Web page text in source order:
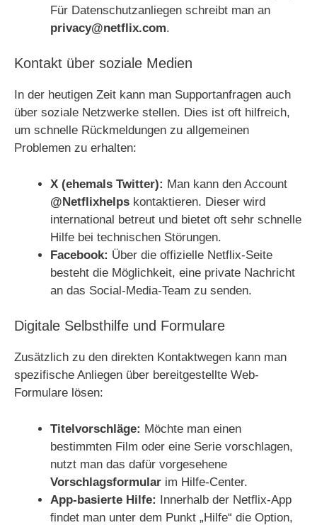
Für Datenschutzanliegen schreibt man an
privacy@netflix.com.
Kontakt über soziale Medien
In der heutigen Zeit kann man Supportanfragen auch
über soziale Netzwerke stellen. Dies ist oft hilfreich,
um schnelle Rückmeldungen zu allgemeinen
Problemen zu erhalten:
X (ehemals Twitter): Man kann den Account
@Netflixhelps kontaktieren. Dieser wird
international betreut und bietet oft sehr schnelle
Hilfe bei technischen Störungen.
Facebook: Über die offizielle Netflix-Seite
besteht die Möglichkeit, eine private Nachricht
an das Social-Media-Team zu senden.
Digitale Selbsthilfe und Formulare
Zusätzlich zu den direkten Kontaktwegen kann man
spezifische Anliegen über bereitgestellte Web-
Formulare lösen:
Titelvorschläge: Möchte man einen
bestimmten Film oder eine Serie vorschlagen,
nutzt man das dafür vorgesehene
Vorschlagsformular im Hilfe-Center.
App-basierte Hilfe: Innerhalb der Netflix-App
findet man unter dem Punkt „Hilfe“ die Option,